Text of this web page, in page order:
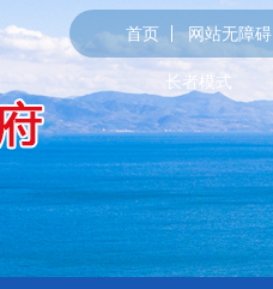
首页 网站无障碍
长者模式